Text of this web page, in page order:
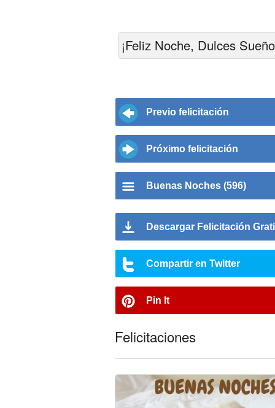
¡Feliz Noche, Dulces
Previo felicitación
Próximo felicitación
Buenas Noches (596)
Descargar Felicitación
Compartir en Twitter
Pin It
Felicitaciones